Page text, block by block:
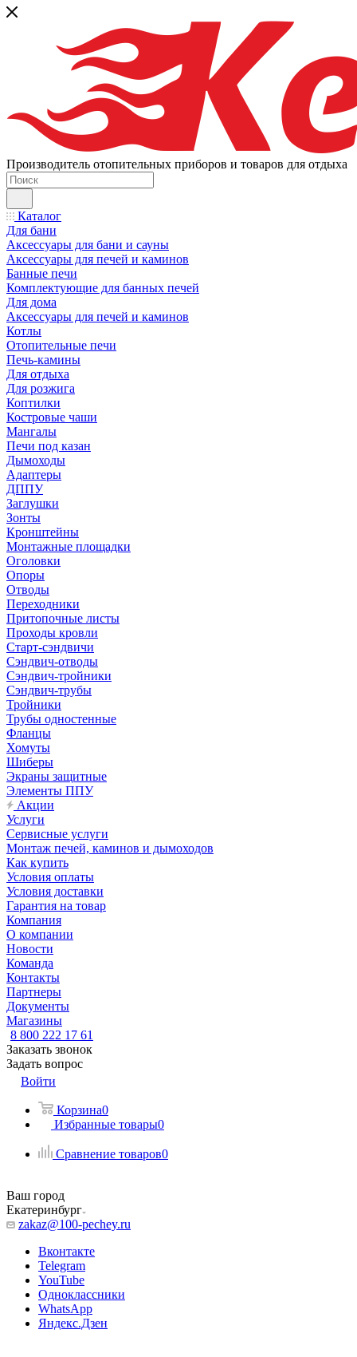
Производитель отопительных приборов и товаров для отдыха
Каталог
Для бани
Аксессуары для бани и сауны
Аксессуары для печей и каминов
Банные печи
Комплектующие для банных печей
Для дома
Аксессуары для печей и каминов
Котлы
Отопительные печи
Печь-камины
Для отдыха
Для розжига
Коптилки
Костровые чаши
Мангалы
Печи под казан
Дымоходы
Адаптеры
ДППУ
Заглушки
Зонты
Кронштейны
Монтажные площадки
Оголовки
Опоры
Отводы
Переходники
Притопочные листы
Проходы кровли
Старт-сэндвичи
Сэндвич-отводы
Сэндвич-тройники
Сэндвич-трубы
Тройники
Трубы одностенные
Фланцы
Хомуты
Шиберы
Экраны защитные
Элементы ППУ
Акции
Услуги
Сервисные услуги
Монтаж печей, каминов и дымоходов
Как купить
Условия оплаты
Условия доставки
Гарантия на товар
Компания
О компании
Новости
Команда
Контакты
Партнеры
Документы
Магазины
8 800 222 17 61
Заказать звонок
Задать вопрос
Войти
Корзина0
Избранные товары0
Сравнение товаров0
Ваш город
Екатеринбург
zakaz@100-pechey.ru
Вконтакте
Telegram
YouTube
Одноклассники
WhatsApp
Яндекс.Дзен